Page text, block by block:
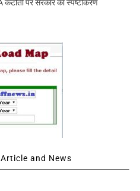
कटौती पर सरकार का स्पष्टीकरण
and News